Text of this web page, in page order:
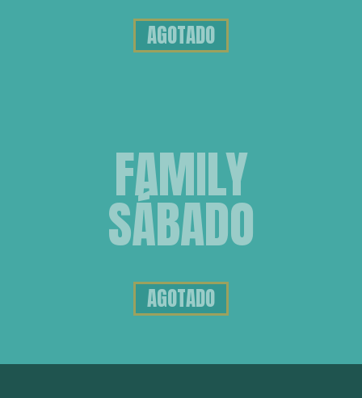
AGOTADO
FAMILY
SÁBADO
AGOTADO